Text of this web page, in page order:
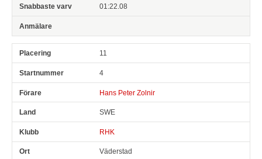
01:22.08
11
4
Hans Peter Zolnir
SWE
RHK
Väderstad